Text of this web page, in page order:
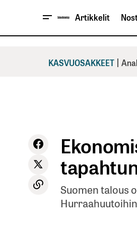
Artikkelit
KASVUOSAKKEET |
Suomen talous